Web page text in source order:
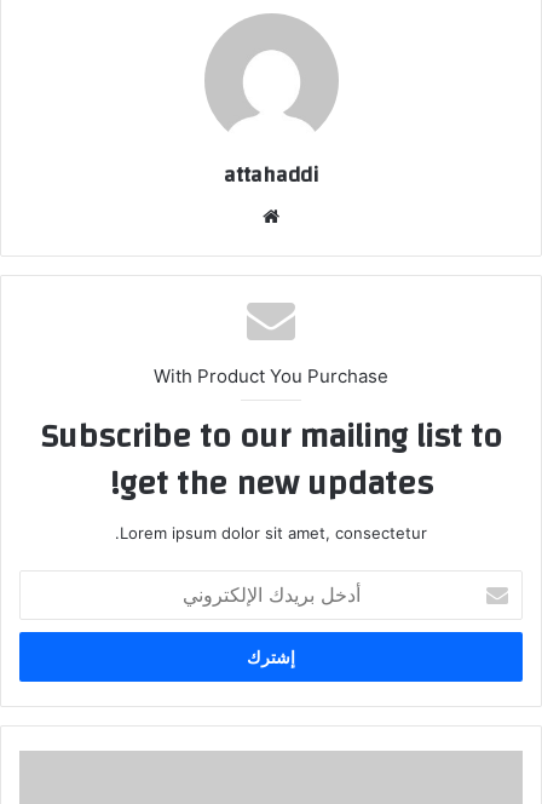
attahaddi
With Product You Purchase
Subscribe to our mailing list to
get the new updates!
Lorem ipsum dolor sit amet, consectetur.
بريدك
الإلكتروني